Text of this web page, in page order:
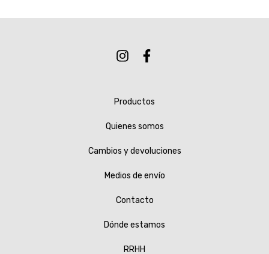
Productos
Quienes somos
Cambios y devoluciones
Medios de envío
Contacto
Dónde estamos
RRHH